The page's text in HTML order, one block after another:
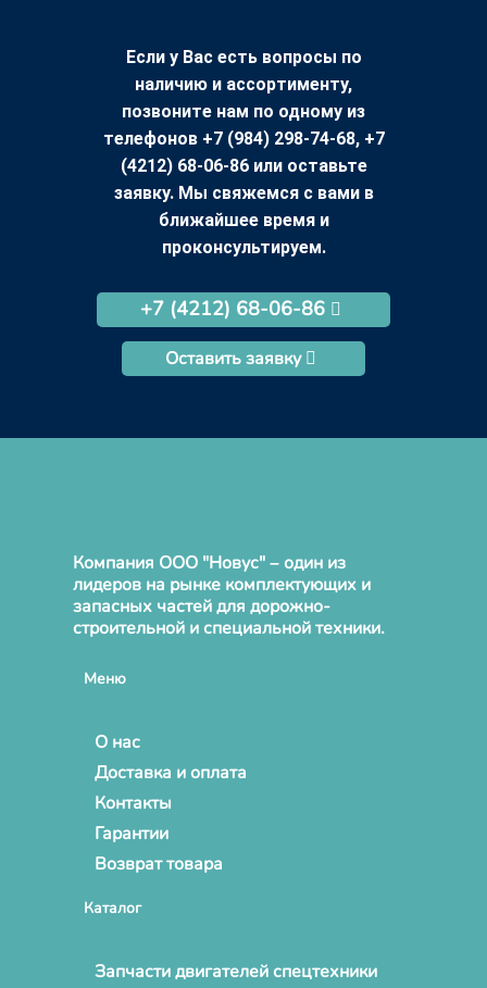
Если у Вас есть вопросы по
наличию и ассортименту,
позвоните нам по одному из
телефонов +7 (984) 298-74-68, +7
(4212) 68-06-86 или оставьте
заявку. Мы свяжемся с вами в
ближайшее время и
проконсультируем.
+7 (4212) 68-06-86
Оставить заявку
Компания ООО "Новус" – один из
лидеров на рынке комплектующих и
запасных частей для дорожно-
строительной и специальной техники.
Меню
О нас
Доставка и оплата
Контакты
Гарантии
Возврат товара
Каталог
Запчасти двигателей спецтехники